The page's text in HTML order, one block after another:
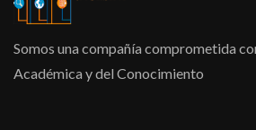
Somos una compañía comprometida
Académica y del Conocimiento